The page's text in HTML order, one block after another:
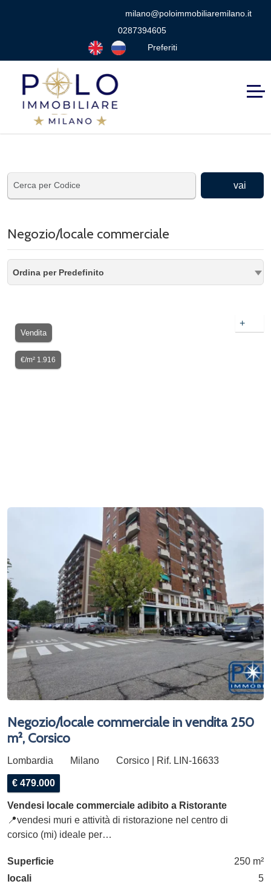
milano@poloimmobiliaremilano.it
0287394605
Preferiti
vai
Negozio/locale commerciale
Ordina per Predefinito
Vendita
€/m² 1.916
+
Negozio/locale commerciale in vendita 250
m², Corsico
Lombardia Milano Corsico | Rif. LIN-16633
€ 479.000
Vendesi locale commerciale adibito a Ristorante
📍vendesi muri e attività di ristorazione nel centro di
corsico (mi) ideale per…
Superficie
250 m²
locali
5